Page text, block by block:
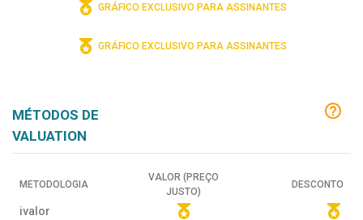
GRÁFICO EXCLUSIVO PARA ASSINANTES
GRÁFICO EXCLUSIVO PARA ASSINANTES
MÉTODOS DE
VALUATION
METODOLOGIA
VALOR (PREÇO
JUSTO)
DESCONTO
ivalor